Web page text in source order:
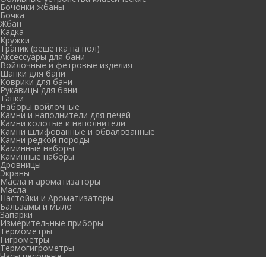
Бочонки жбаны
Бочка
Жбан
Кадка
Кружки
Трапик (решетка на пол)
Аксессуары для бани
Войлочные и фетровые изделия
Шапки для бани
Коврики для бани
Рукавицы для бани
Тапки
Наборы войлочные
Камни и наполнители для печей
Камни колотые и наполнители
Камни шлифованные и обвалованные
Камни редкой породы
Каминные наборы
Каминные наборы
Дровницы
Экраны
Масла и ароматизаторы
Масла
Настойки и Ароматизаторы
Бальзамы и мыло
Запарки
Измерительные приборы
Термометры
Гигрометры
Термогигрометры